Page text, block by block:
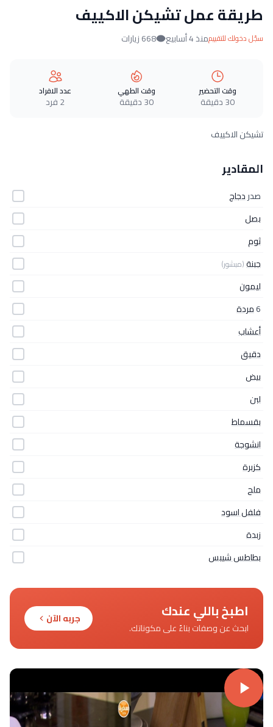
طريقة عمل تشيكن الاكييف
سجّل دخولك للتقييممنذ 4 أسابيع 668 زيارات
وقت التحضير
30 دقيقة
وقت الطهي
30 دقيقة
عدد الافراد
2 فرد
تشيكن الاكييف
المقادير
صدردجاج
بصل
ثوم
جبنة(مبشور)
ليمون
6مردة
أعشاب
دقيق
بيض
لبن
بقسماط
انشوجة
كزبرة
ملح
فلفل اسود
زبدة
بطاطس شيبس
اطبخ باللي عندك
ابحث عن وصفات بناءً على مكوناتك.
جربه الآن